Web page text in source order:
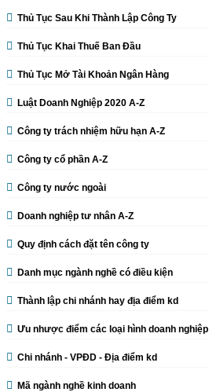
Thủ Tục Sau Khi Thành Lập Công Ty
Thủ Tục Khai Thuế Ban Đầu
Thủ Tục Mở Tài Khoản Ngân Hàng
Luật Doanh Nghiệp 2020 A-Z
Công ty trách nhiệm hữu hạn A-Z
Công ty cổ phần A-Z
Công ty nước ngoài
Doanh nghiệp tư nhân A-Z
Quy định cách đặt tên công ty
Danh mục ngành nghề có điều kiện
Thành lập chi nhánh hay địa điểm kd
Ưu nhược điểm các loại hình doanh nghiệp
Chi nhánh - VPĐD - Địa điểm kd
Mã ngành nghề kinh doanh